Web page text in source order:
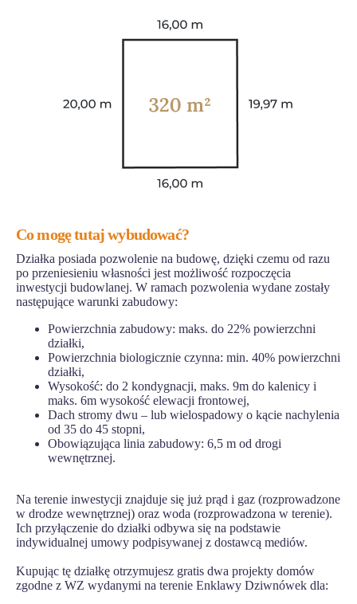
Co mogę tutaj wybudować?
Działka posiada pozwolenie na budowę, dzięki czemu od razu
po przeniesieniu własności jest możliwość rozpoczęcia
inwestycji budowlanej. W ramach pozwolenia wydane zostały
następujące warunki zabudowy:
Powierzchnia zabudowy: maks. do 22% powierzchni
działki,
Powierzchnia biologicznie czynna: min. 40% powierzchni
działki,
Wysokość: do 2 kondygnacji, maks. 9m do kalenicy i
maks. 6m wysokość elewacji frontowej,
Dach stromy dwu – lub wielospadowy o kącie nachylenia
od 35 do 45 stopni,
Obowiązująca linia zabudowy: 6,5 m od drogi
wewnętrznej.
Na terenie inwestycji znajduje się już prąd i gaz (rozprowadzone
w drodze wewnętrznej) oraz woda (rozprowadzona w terenie).
Ich przyłączenie do działki odbywa się na podstawie
indywidualnej umowy podpisywanej z dostawcą mediów.
Kupując tę działkę otrzymujesz gratis dwa projekty domów
zgodne z WZ wydanymi na terenie Enklawy Dziwnówek dla: